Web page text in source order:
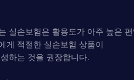
실손보험은 활용도가 아주 높은
게 적절한 실손보험 상품이
하는 것을 권장합니다.